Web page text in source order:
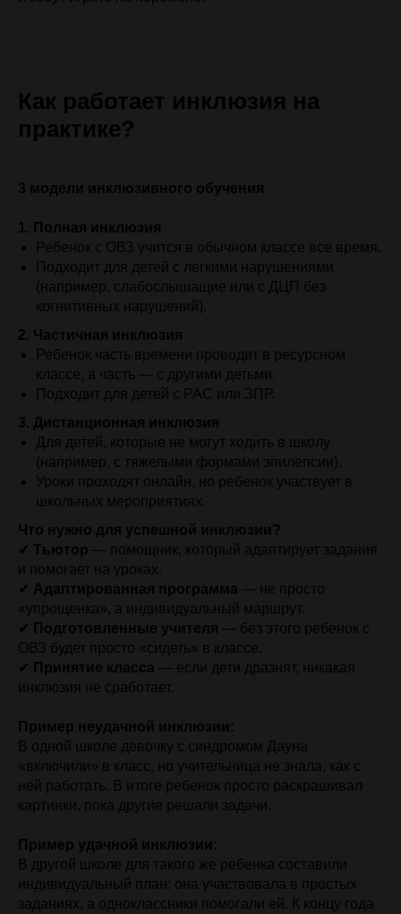
Как работает инклюзия на
практике?
3 модели инклюзивного обучения
1. Полная инклюзия
Ребенок с ОВЗ учится в обычном классе все время.
Подходит для детей с легкими нарушениями
(например, слабослышащие или с ДЦП без
когнитивных нарушений).
2. Частичная инклюзия
Ребенок часть времени проводит в ресурсном
классе, а часть — с другими детьми.
Подходит для детей с РАС или ЗПР.
3. Дистанционная инклюзия
Для детей, которые не могут ходить в школу
(например, с тяжелыми формами эпилепсии).
Уроки проходят онлайн, но ребенок участвует в
школьных мероприятиях.
Что нужно для успешной инклюзии?
✔ Тьютор — помощник, который адаптирует задания
и помогает на уроках.
✔ Адаптированная программа — не просто
«упрощенка», а индивидуальный маршрут.
✔ Подготовленные учителя — без этого ребенок с
ОВЗ будет просто «сидеть» в классе.
✔ Принятие класса — если дети дразнят, никакая
инклюзия не сработает.
Пример неудачной инклюзии:
В одной школе девочку с синдромом Дауна
«включили» в класс, но учительница не знала, как с
ней работать. В итоге ребенок просто раскрашивал
картинки, пока другие решали задачи.
Пример удачной инклюзии:
В другой школе для такого же ребенка составили
индивидуальный план: она участвовала в простых
заданиях, а одноклассники помогали ей. К концу года